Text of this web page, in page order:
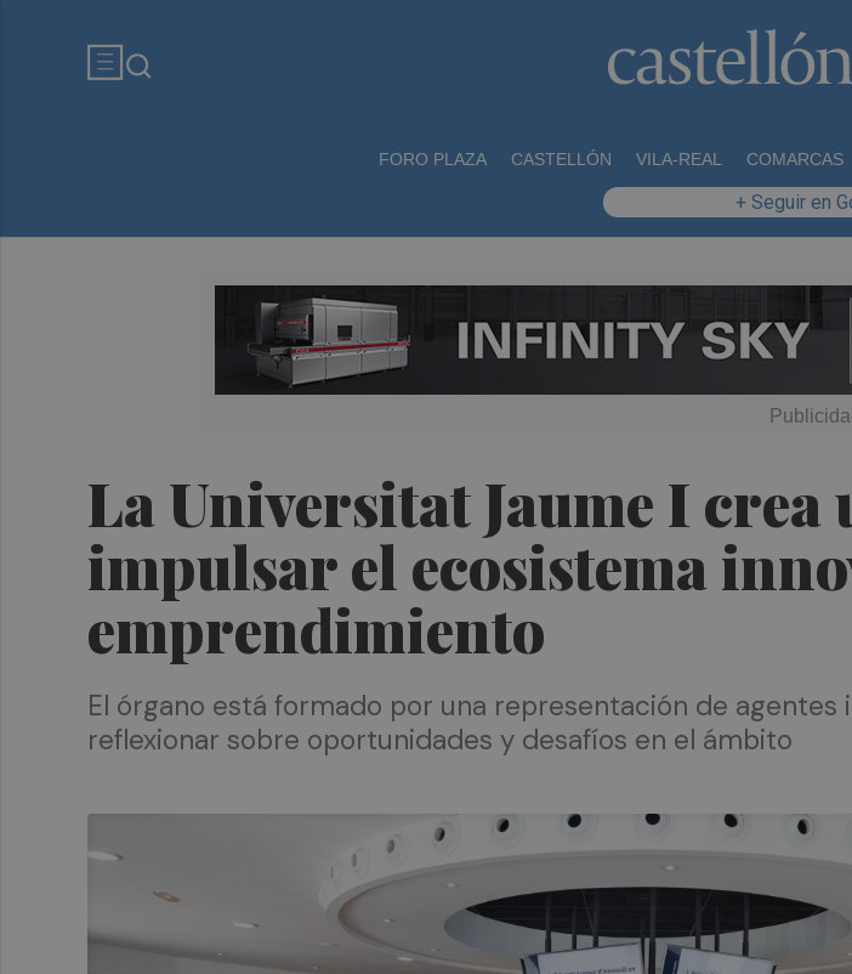
FORO PLAZA CASTELLÓN VILA-REAL COMARCAS
+ Seguir en
La Universitat Jaume I crea
impulsar el ecosistema
emprendimiento
El órgano está formado por una representación de
reflexionar sobre oportunidades y desafíos en el ámbito